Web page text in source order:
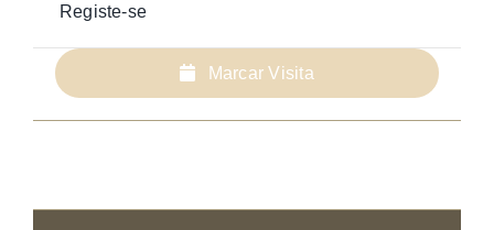
Registe-se
Marcar Visita